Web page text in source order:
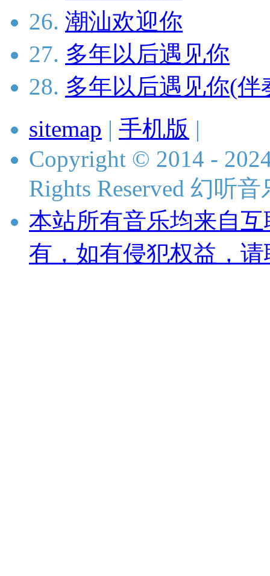
26. 潮汕欢迎你
27. 多年以后遇见你
28. 多年以后遇见你(伴
sitemap | 手机版 |
Copyright © 2014 -
Rights Reserved 幻听
本站所有音乐均来自
有，如有侵犯权益，